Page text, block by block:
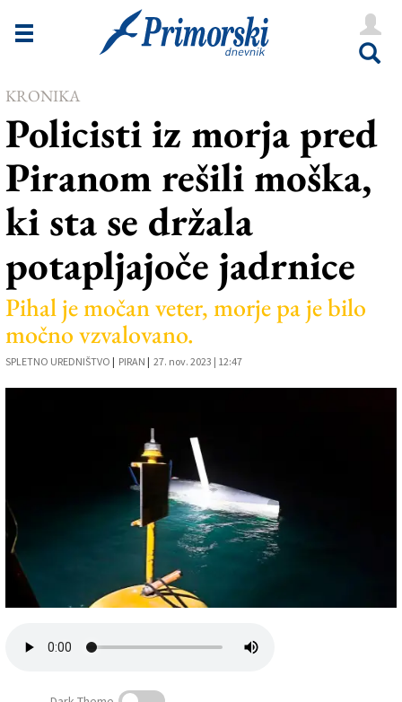
Novice
Goriška
Kultura
Šport
Še
V Kioskih
Uredništvo
Oglasi
KRONIKA
Policisti iz morja pred
Piranom rešili moška,
ki sta se držala
potapljajoče jadrnice
Pihal je močan veter, morje pa je bilo
močno vzvalovano.
SPLETNO UREDNIŠTVO | PIRAN | 27. nov. 2023 | 12:47